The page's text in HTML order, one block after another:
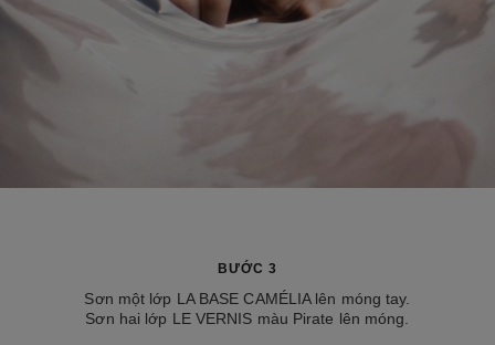
BƯỚC 3
Sơn một lớp LA BASE CAMÉLIA lên móng tay.
Sơn hai lớp LE VERNIS màu Pirate lên móng.